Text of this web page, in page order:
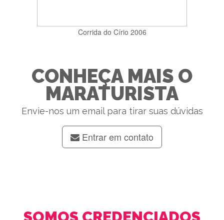
Corrida do Círio 2006
CONHEÇA MAIS O
MARATURISTA
Envie-nos um email para tirar suas dúvidas
Entrar em contato